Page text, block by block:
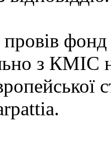
провів фонд
з КМІС